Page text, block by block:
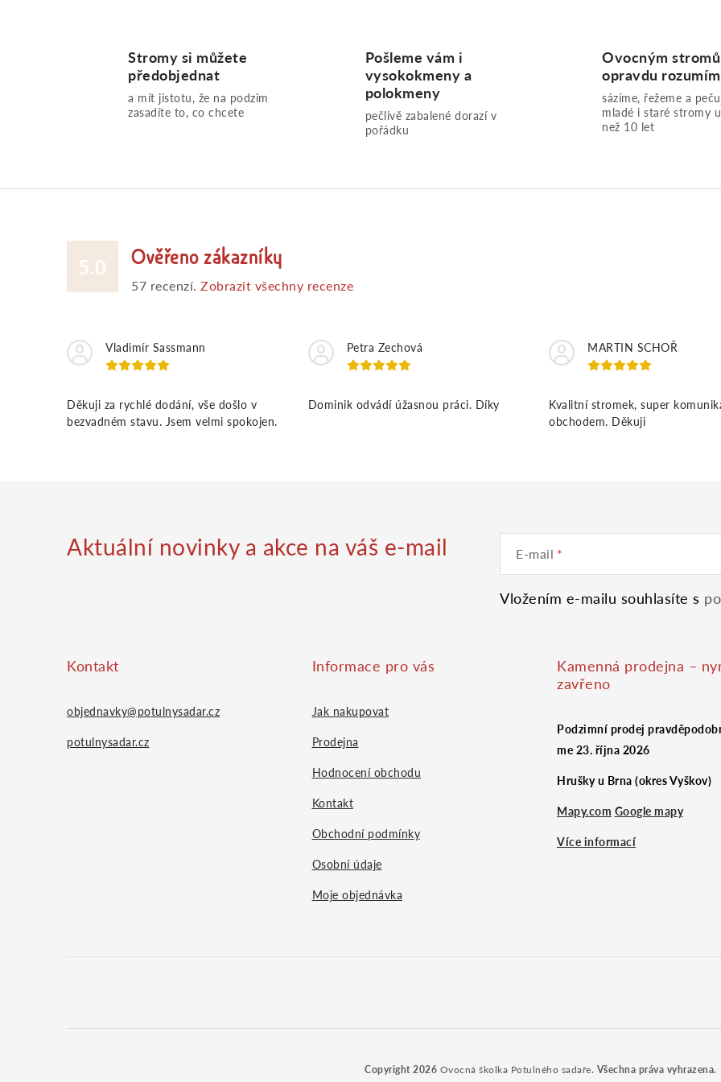
Stromy si můžete
předobjednat
a mít jistotu, že na podzim
zasadíte to, co chcete
Pošleme vám i
vysokokmeny a
polokmeny
pečlivě zabalené dorazí v
pořádku
Ovocným
opravdu
sázíme, řežeme a
mladé i staré stromy
než 10 let
5.0 Ověřeno zákazníky
57 recenzí. Zobrazit všechny recenze
Vladimír Sassmann
Děkuji za rychlé dodání, vše došlo v
bezvadném stavu. Jsem velmi spokojen.
Petra Zechová
Dominik odvádí úžasnou práci. Díky
MARTIN SCHOŘ
Kvalitní stromek, super
obchodem. Děkuji
Aktuální novinky a akce na váš e-mail E-mail
Vložením e-mailu souhlasíte s
Kontakt
objednavky@potulnysadar.cz
potulnysadar.cz
Informace pro vás
Jak nakupovat
Prodejna
Hodnocení obchodu
Kontakt
Obchodní podmínky
Osobní údaje
Moje objednávka
Kamenná prodejna –
zavřeno
Podzimní prodej
me 23. října 2026
Hrušky u Brna (okres Vyškov)
Mapy.com Google mapy
Více informací
Copyright 2026 Ovocná školka Potulného sadaře. Všechna práva vyhrazena.